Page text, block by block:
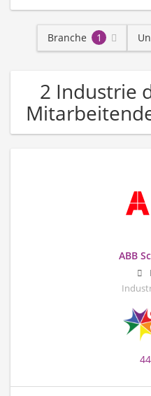
Branche 1
2 Industrie
ABB